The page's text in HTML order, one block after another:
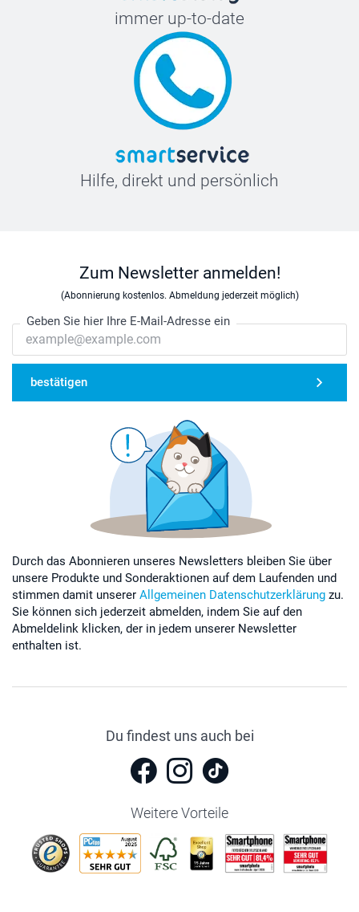
immer up-to-date
Hilfe, direkt und persönlich
Zum Newsletter anmelden!
(Abonnierung kostenlos. Abmeldung jederzeit möglich)
Geben Sie hier Ihre E-Mail-Adresse ein
bestätigen
Durch das Abonnieren unseres Newsletters bleiben Sie über
unsere Produkte und Sonderaktionen auf dem Laufenden und
stimmen damit unserer Allgemeinen Datenschutzerklärung zu.
Sie können sich jederzeit abmelden, indem Sie auf den
Abmeldelink klicken, der in jedem unserer Newsletter
enthalten ist.
Du findest uns auch bei
Weitere Vorteile